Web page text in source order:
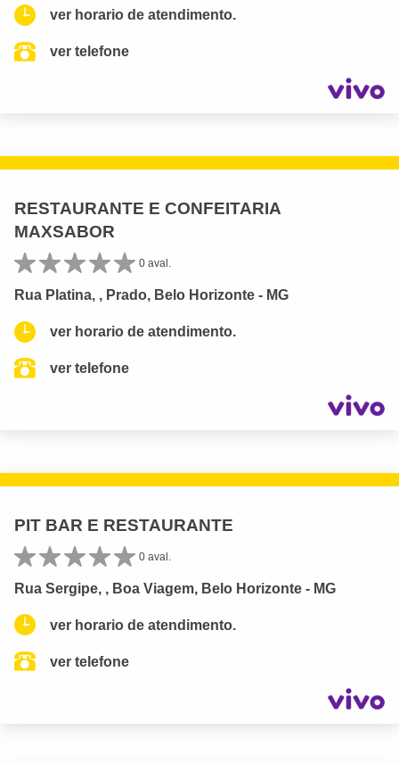
ver horario de atendimento.
ver telefone
RESTAURANTE E CONFEITARIA
MAXSABOR
0 aval.
Rua Platina, , Prado, Belo Horizonte - MG
ver horario de atendimento.
ver telefone
PIT BAR E RESTAURANTE
0 aval.
Rua Sergipe, , Boa Viagem, Belo Horizonte - MG
ver horario de atendimento.
ver telefone